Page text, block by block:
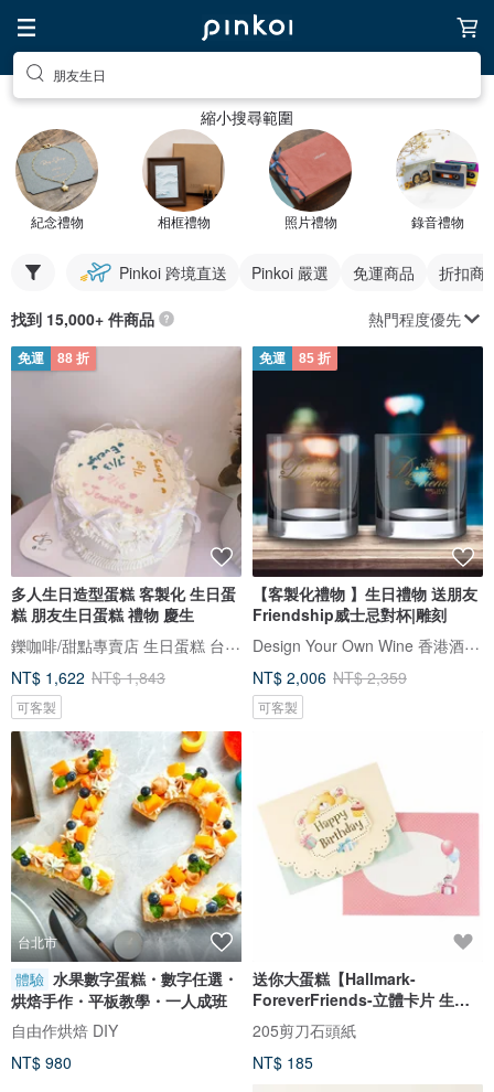
朋友生日
縮小搜尋範圍
紀念禮物 相框禮物 照片禮物 錄音禮物
Pinkoi 跨境直送 Pinkoi 嚴選 免運商品 折扣商
找到 15,000+ 件商品 熱門程度優先
免運 88 折
多人生日造型蛋糕 客製化 生日蛋
糕 朋友生日蛋糕 禮物 慶生
鑠咖啡/甜點專賣店 生日蛋糕 台北 中山/松山 咖啡課程教學 客製化蛋糕
NT$ 1,622 NT$ 1,843
可客製
免運 85 折
【客製化禮物 】生日禮物 送朋友
Friendship威士忌對杯|雕刻
Design Your Own Wine 香港酒瓶雕刻禮品專門店
NT$ 2,006 NT$ 2,359
可客製
台北市
體驗 水果數字蛋糕・數字任選・
烘焙手作・平板教學・一人成班
自由作烘焙 DIY
NT$ 980
送你大蛋糕【Hallmark-
ForeverFriends-立體卡片 生日
祝福】
205剪刀石頭紙
NT$ 185